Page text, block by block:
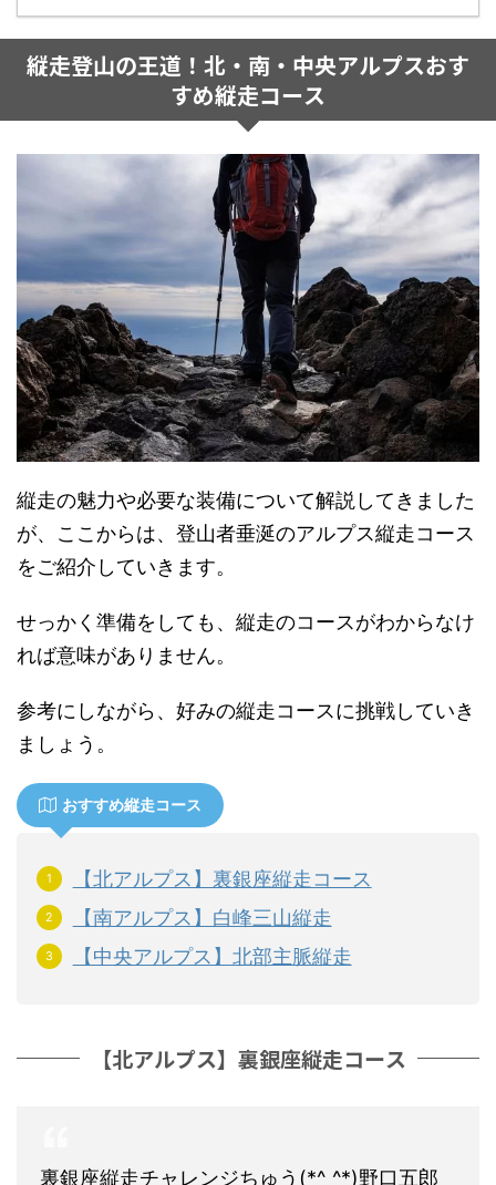
縦走登山の王道！北・南・中央アルプスおす
すめ縦走コース
縦走の魅力や必要な装備について解説してきました
が、ここからは、登山者垂涎のアルプス縦走コース
をご紹介していきます。
せっかく準備をしても、縦走のコースがわからなけ
れば意味がありません。
参考にしながら、好みの縦走コースに挑戦していき
ましょう。
おすすめ縦走コース
【北アルプス】裏銀座縦走コース
【南アルプス】白峰三山縦走
【中央アルプス】北部主脈縦走
【北アルプス】裏銀座縦走コース
裏銀座縦走チャレンジちゅう(*^_^*)野口五郎